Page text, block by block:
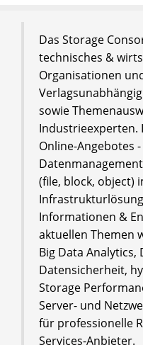
Das Storage
technisches &
Organisationen
sowie
Industrieexperten.
Online-Angebotes
(file, block, object)
Informationen &
aktuellen Themen
Big Data
Datensicherheit,
Storage
Server- und
für professionelle
Services-Anbieter.